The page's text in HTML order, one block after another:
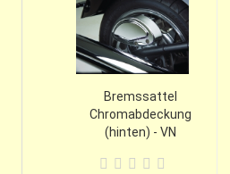
Bremssattel
Chromabdeckung
(hinten) - VN